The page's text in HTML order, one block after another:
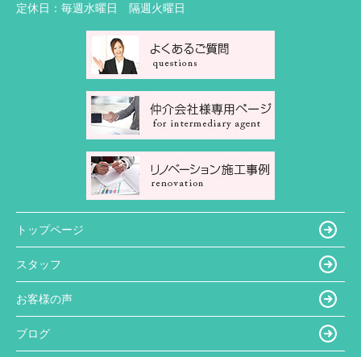
定休日： 毎週水曜日 隔週火曜日
トップページ
スタッフ
お客様の声
ブログ